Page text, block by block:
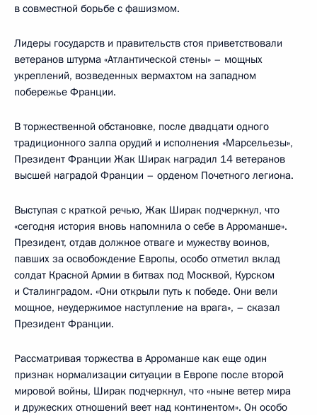
в совместной борьбе с фашизмом.
Лидеры государств и правительств стоя приветствовали
ветеранов штурма «Атлантической стены» – мощных
укреплений, возведенных вермахтом на западном
побережье Франции.
В торжественной обстановке, после двадцати одного
традиционного залпа орудий и исполнения «Марсельезы»,
Президент Франции Жак Ширак наградил 14 ветеранов
высшей наградой Франции – орденом Почетного легиона.
Выступая с краткой речью, Жак Ширак подчеркнул, что
«сегодня история вновь напомнила о себе в Арроманше».
Президент, отдав должное отваге и мужеству воинов,
павших за освобождение Европы, особо отметил вклад
солдат Красной Армии в битвах под Москвой, Курском
и Сталинградом. «Они открыли путь к победе. Они вели
мощное, неудержимое наступление на врага», – сказал
Президент Франции.
Рассматривая торжества в Арроманше как еще один
признак нормализации ситуации в Европе после второй
мировой войны, Ширак подчеркнул, что «ныне ветер мира
и дружеских отношений веет над континентом». Он особо